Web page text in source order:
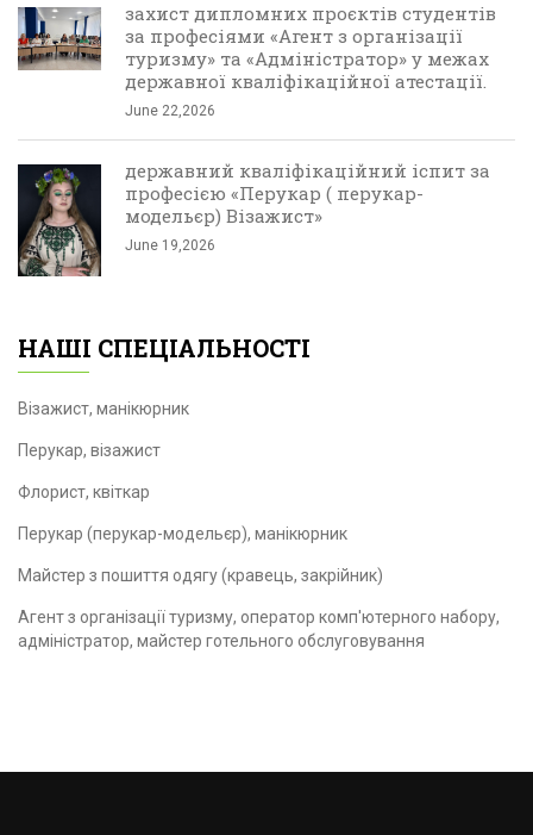
захист дипломних проєктів студентів
за професіями «Агент з організації
туризму» та «Адміністратор» у межах
державної кваліфікаційної атестації.
June 22,2026
державний кваліфікаційний іспит за
професією «Перукар ( перукар-
модельєр) Візажист»
June 19,2026
НАШІ СПЕЦІАЛЬНОСТІ
Візажист, манікюрник
Перукар, візажист
Флорист, квіткар
Перукар (перукар-модельєр), манікюрник
Майстер з пошиття одягу (кравець, закрійник)
Агент з організації туризму, оператор комп'ютерного набору,
адміністратор, майстер готельного обслуговування